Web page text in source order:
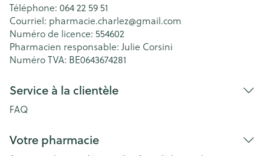
Téléphone: 064 22 59 51
Courriel: pharmacie.charlez@gmail.com
Numéro de licence: 554602
Pharmacien responsable: Julie Corsini
Numéro TVA: BE0643674281
Service à la clientèle
FAQ
Votre pharmacie